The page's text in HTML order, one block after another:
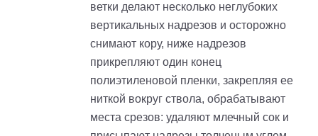
ветки делают несколько неглубоких
вертикальных надрезов и осторожно
снимают кору, ниже надрезов
прикрепляют один конец
полиэтиленовой пленки, закрепляя ее
ниткой вокруг ствола, обрабатывают
места срезов: удаляют млечный сок и